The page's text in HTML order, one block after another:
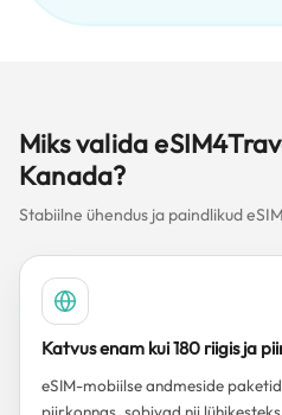
Miks valida
Kanada?
Stabiilne ühendus ja paindlikud
Katvus enam kui 180 riigis ja
eSIM-mobiilse andmeside